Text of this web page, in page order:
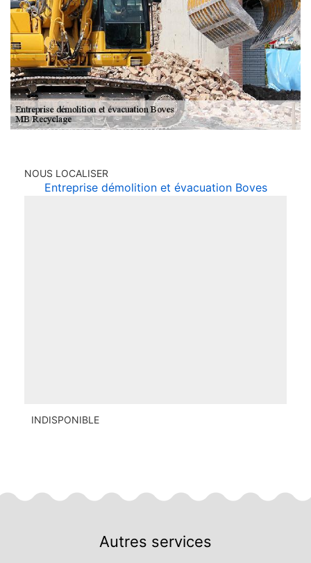
NOUS LOCALISER
Entreprise démolition et évacuation Boves
INDISPONIBLE
Autres services